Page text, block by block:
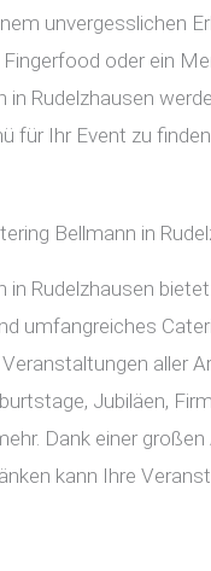
unvergesslichen
Fingerfood oder ein
in Rudelzhausen
für Ihr Event zu
Bellmann in
in Rudelzhausen
umfangreiches
aller
Jubiläen,
Dank einer
kann Ihre